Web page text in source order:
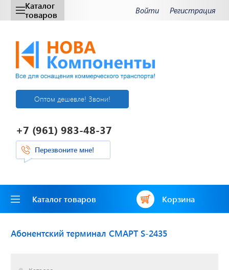
Каталог
товаров
Войти Регистрация
Оптом дешевле! Звони!
+7 (961) 983-48-37
Перезвоните мне!
Каталог товаров Корзина
Абонентский терминал СМАРТ S-2435